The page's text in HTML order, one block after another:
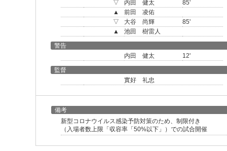
▽
内田 健太
85'
▲
前田 凌佑
▽
大谷 尚輝
85'
▲
池田 樹雷人
警告
内田 健太
12'
監督
實好 礼忠
備考
新型コロナウイルス感染予防対策のため、制限付き
（入場者数上限「収容率「50%以下」）での試合開催